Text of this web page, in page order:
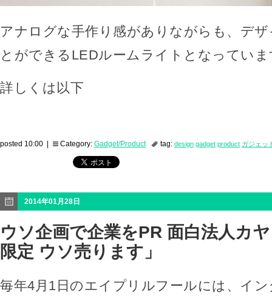
アナログな手作り感がありながらも、デ
とができるLEDルームライトとなっていま
詳しくは以下
posted 10:00 | Category: Gadget/Product tag: design gadget product ガジェッ
2014年01月28日
ウソ企画で企業をPR 面白法人カ
限定 ウソ売ります」
毎年4月1日のエイプリルフールには、イ